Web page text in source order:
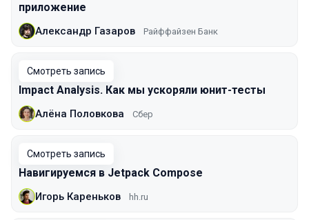
приложение
Александр Газаров Райффайзен Банк
Смотреть запись
Impact Analysis. Как мы ускоряли юнит-тесты
Алёна Половкова Сбер
Смотреть запись
Навигируемся в Jetpack Compose
Игорь Кареньков hh.ru